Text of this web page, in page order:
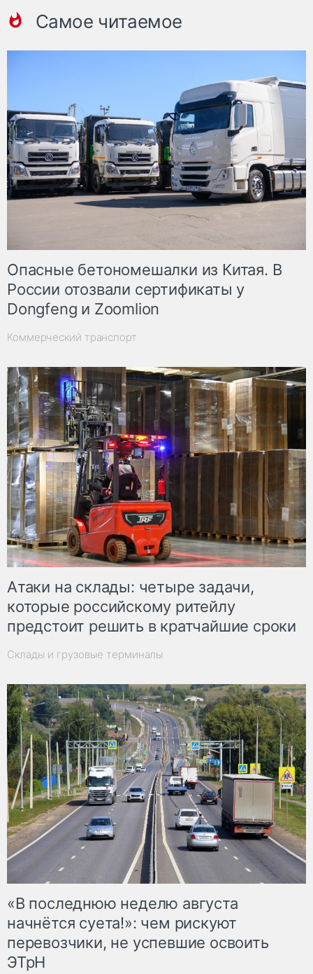
Самое читаемое
Опасные бетономешалки из Китая. В
России отозвали сертификаты у
Dongfeng и Zoomlion
Коммерческий транспорт
Атаки на склады: четыре задачи,
которые российскому ритейлу
предстоит решить в кратчайшие сроки
Склады и грузовые терминалы
«В последнюю неделю августа
начнётся суета!»: чем рискуют
перевозчики, не успевшие освоить
ЭТрН